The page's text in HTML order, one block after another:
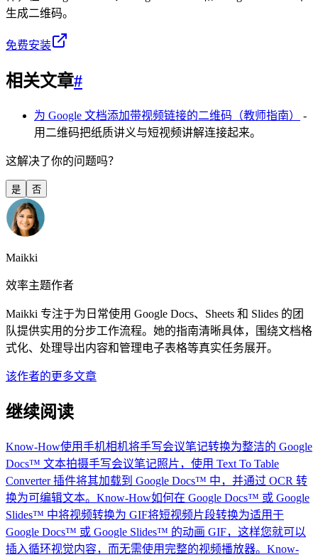
生成二维码。
免费安装
相关文章#
为 Google 文档添加带视频链接的二维码（教师指南）
-
用二维码把纸质讲义与短视频讲解连接起来。
这解决了你的问题吗？
是 否
Maikki
效率主题作者
Maikki 专注于为日常使用 Google Docs、Sheets 和 Slides 的团
队提供实用的分步工作流程。她的指南清晰具体，围绕文档格
式化、处理导出内容和管理电子表格等真实任务展开。
该作者的更多文章
继续阅读
Know-How使用手机相机将手写会议笔记转换为整洁的 Google
Docs™ 文本拍摄手写会议笔记照片，使用 Text To Table
Converter 插件将其加载到 Google Docs™ 中，并通过 OCR 转
换为可编辑文本。 Know-How如何在 Google Docs™ 或 Google
Slides™ 中将视频转换为 GIF将短视频片段转换为适用于
Google Docs™ 或 Google Slides™ 的动画 GIF，这样您就可以
插入循环视觉内容，而无需使用完整的视频播放器。 Know-